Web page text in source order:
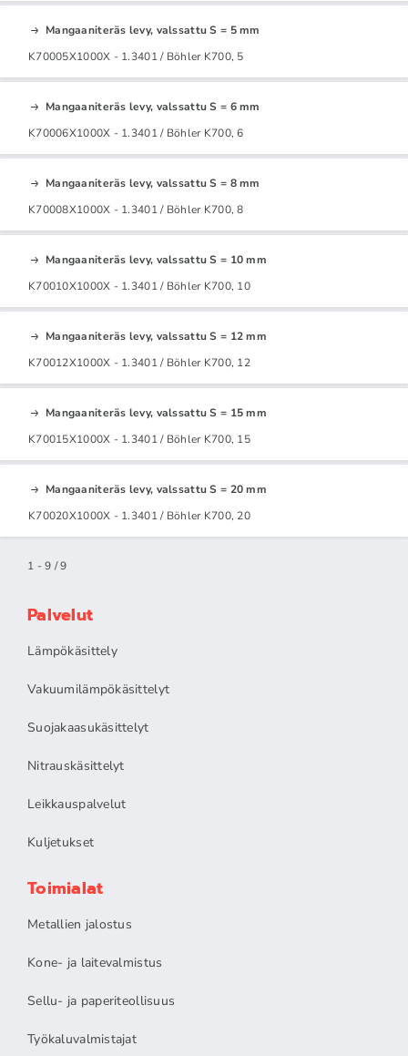
Mangaaniteräs levy, valssattu S = 5 mm
K70005X1000X - 1.3401 / Böhler K700, 5
Mangaaniteräs levy, valssattu S = 6 mm
K70006X1000X - 1.3401 / Böhler K700, 6
Mangaaniteräs levy, valssattu S = 8 mm
K70008X1000X - 1.3401 / Böhler K700, 8
Mangaaniteräs levy, valssattu S = 10 mm
K70010X1000X - 1.3401 / Böhler K700, 10
Mangaaniteräs levy, valssattu S = 12 mm
K70012X1000X - 1.3401 / Böhler K700, 12
Mangaaniteräs levy, valssattu S = 15 mm
K70015X1000X - 1.3401 / Böhler K700, 15
Mangaaniteräs levy, valssattu S = 20 mm
K70020X1000X - 1.3401 / Böhler K700, 20
1 - 9 / 9
Palvelut
Lämpökäsittely
Vakuumilämpökäsittelyt
Suojakaasukäsittelyt
Nitrauskäsittelyt
Leikkauspalvelut
Kuljetukset
Toimialat
Metallien jalostus
Kone- ja laitevalmistus
Sellu- ja paperiteollisuus
Työkaluvalmistajat